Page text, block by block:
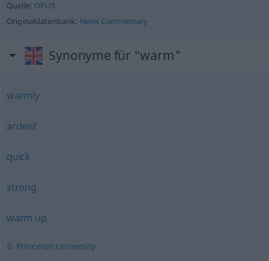
Quelle: OPUS
Originaldatenbank: News Commentary
Synonyme für "warm"
warmly
ardent
quick
strong
warm up
© Princeton University